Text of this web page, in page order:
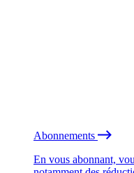
Abonnements
En vous abonnant,